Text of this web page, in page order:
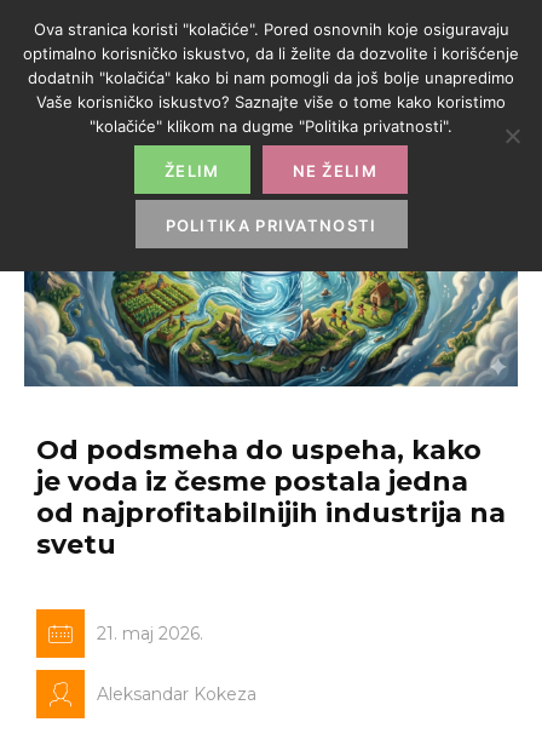
Od podsmeha do uspeha, kako
je voda iz česme postala jedna
od najprofitabilnijih industrija na
svetu
21. maj 2026.
Aleksandar Kokeza
Ova stranica koristi "kolačiće". Pored osnovnih koje osiguravaju
optimalno korisničko iskustvo, da li želite da dozvolite i korišćenje
dodatnih "kolačića" kako bi nam pomogli da još bolje unapredimo
Vaše korisničko iskustvo? Saznajte više o tome kako koristimo
"kolačiće" klikom na dugme "Politika privatnosti".
ŽELIM NE ŽELIM
POLITIKA PRIVATNOSTI